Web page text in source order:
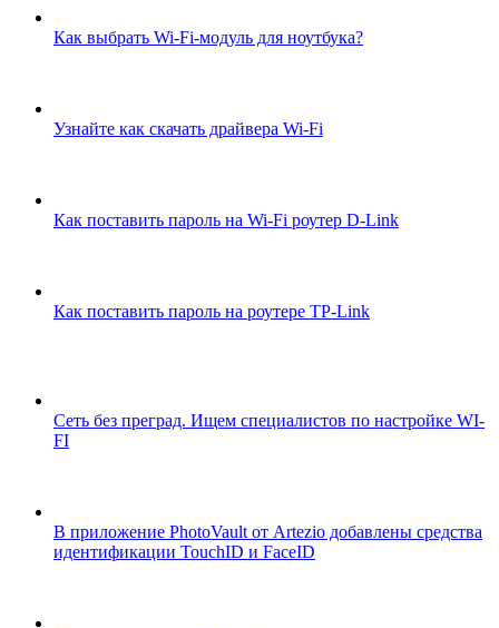
Как выбрать Wi-Fi-модуль для ноутбука?
Узнайте как скачать драйвера Wi-Fi
Как поставить пароль на Wi-Fi роутер D-Link
Как поставить пароль на роутере TP-Link
Сеть без преград. Ищем специалистов по настройке WI-
FI
В приложение PhotoVault от Artezio добавлены средства
идентификации TouchID и FaceID